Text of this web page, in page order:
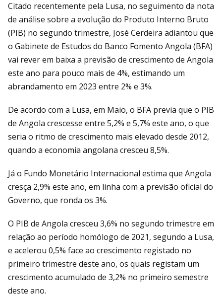
Citado recentemente pela Lusa, no seguimento da nota
de análise sobre a evolução do Produto Interno Bruto
(PIB) no segundo trimestre, José Cerdeira adiantou que
o Gabinete de Estudos do Banco Fomento Angola (BFA)
vai rever em baixa a previsão de crescimento de Angola
este ano para pouco mais de 4%, estimando um
abrandamento em 2023 entre 2% e 3%.
De acordo com a Lusa, em Maio, o BFA previa que o PIB
de Angola crescesse entre 5,2% e 5,7% este ano, o que
seria o ritmo de crescimento mais elevado desde 2012,
quando a economia angolana cresceu 8,5%.
Já o Fundo Monetário Internacional estima que Angola
cresça 2,9% este ano, em linha com a previsão oficial do
Governo, que ronda os 3%.
O PIB de Angola cresceu 3,6% no segundo trimestre em
relação ao período homólogo de 2021, segundo a Lusa,
e acelerou 0,5% face ao crescimento registado no
primeiro trimestre deste ano, os quais registam um
crescimento acumulado de 3,2% no primeiro semestre
deste ano.